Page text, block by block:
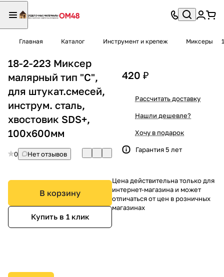
Главная Каталог Инструмент и крепеж Миксеры
18-2-223 Миксер
малярный тип "С",
для штукат.смесей,
инструм. сталь,
хвостовик SDS+,
100х600мм
0 Нет отзывов
В корзину
Купить в 1 клик
420 ₽
Рассчитать доставку
Нашли дешевле?
Хочу в подарок
Гарантия 5 лет
Цена действительна только для
интернет-магазина и может
отличаться от цен в розничных
магазинах